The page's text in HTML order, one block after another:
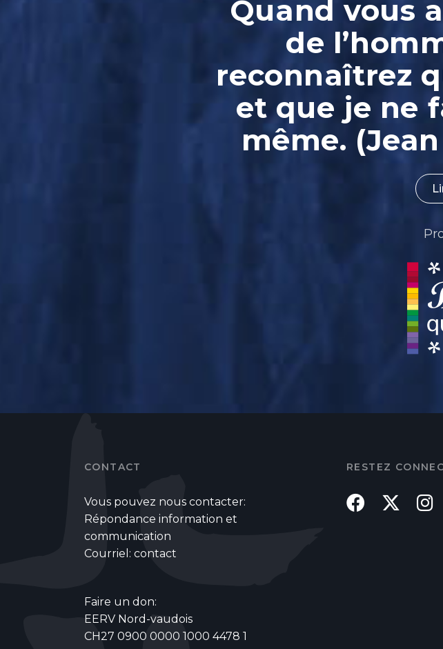
Quand vous
de
reconnaîtrez
et que je ne
même.
CONTACT
Vous pouvez nous contacter:
Répondance information et
communication
Courriel: contact
Faire un don:
EERV Nord-vaudois
CH27 0900 0000 1000 4478 1
RESTEZ